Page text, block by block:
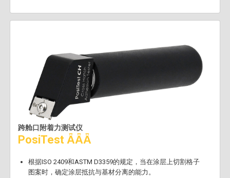
跨舱口附着力测试仪
PosiTest ǞǞǞ
根据ISO 2409和ASTM D3359的规定，当在涂层上切割格子
图案时，确定涂层抵抗与基材分离的能力。